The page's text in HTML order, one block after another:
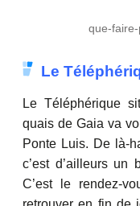
que-
Le
Le Téléphérique
quais de Gaia va
Ponte Luis. De là-
c’est d’ailleurs un
C’est le rendez-